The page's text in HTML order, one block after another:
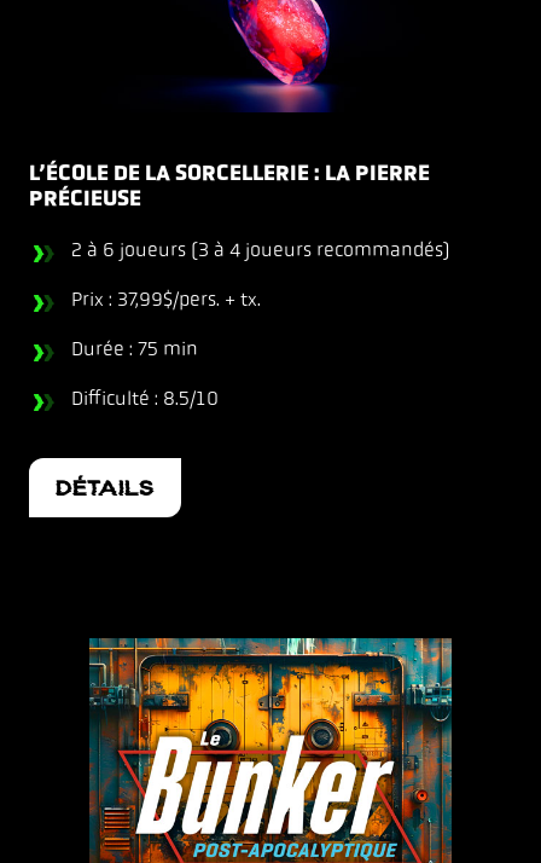
L’ÉCOLE DE LA SORCELLERIE : LA PIERRE
PRÉCIEUSE
2 à 6 joueurs (3 à 4 joueurs recommandés)
Prix : 37,99$/pers. + tx.
Durée : 75 min
Difficulté : 8.5/10
DÉTAILS